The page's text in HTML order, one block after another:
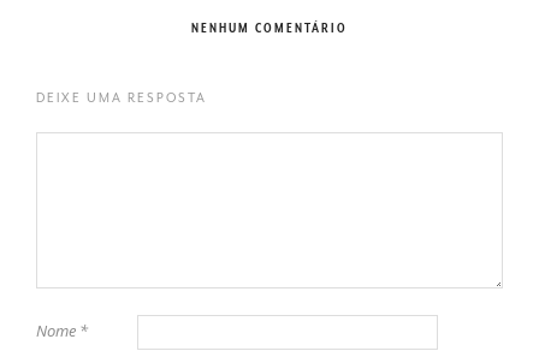
NENHUM COMENTÁRIO
DEIXE UMA RESPOSTA
Nome *